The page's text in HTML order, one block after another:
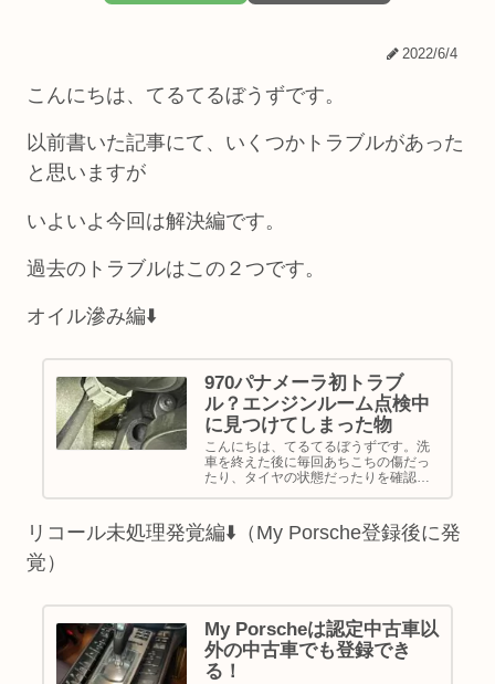
2022/6/4
こんにちは、てるてるぼうずです。
以前書いた記事にて、いくつかトラブルがあった
と思いますが
いよいよ今回は解決編です。
過去のトラブルはこの２つです。
オイル滲み編⬇️
970パナメーラ初トラブ
ル？エンジンルーム点検中
に見つけてしまった物
こんにちは、てるてるぼうずです。洗
車を終えた後に毎回あちこちの傷だっ
たり、タイヤの状態だったりを確認し
いつか直したい・・・と思いながら確
認後、エンジンルームを作業ライトで
リコール未処理発覚編⬇️（My Porsche登録後に発
覚）
My Porscheは認定中古車以
外の中古車でも登録でき
る！